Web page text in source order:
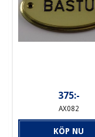
375:-
AX082
KÖP NU